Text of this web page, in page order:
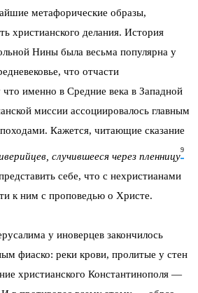
метафорические образы,
христианского делания. История
Нины была весьма популярна у
что отчасти
именно в Средние века в Западной
миссии ассоциировалось главным
Кажется, читающие сказание
случившееся через пленницу
9
себе, что с нехристианами
к ним с проповедью о Христе.
у иноверцев закончилось
фиаско: реки крови, пролитые у стен
христианского Константинополя —